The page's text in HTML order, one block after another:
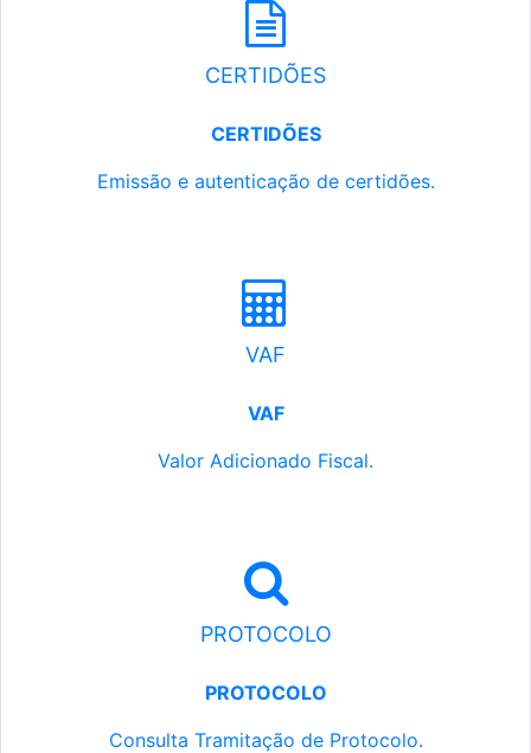
CERTIDÕES
CERTIDÕES
Emissão e autenticação de certidões.
VAF
VAF
Valor Adicionado Fiscal.
PROTOCOLO
PROTOCOLO
Consulta Tramitação de Protocolo.